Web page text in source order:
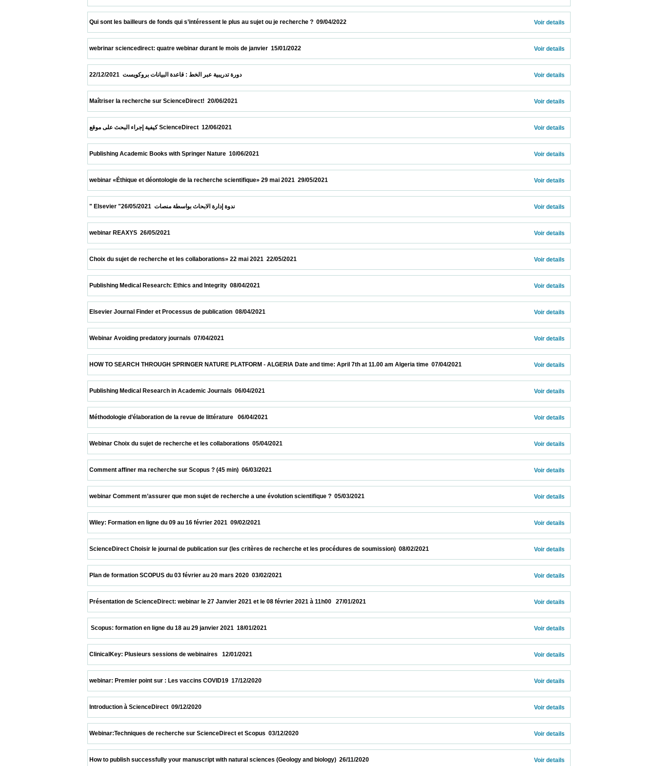
Qui sont les bailleurs de fonds qui s’intéressent le plus au sujet ou je recherche ?  09/04/2022 Voir details
webrinar sciencedirect: quatre webinar durant le mois de janvier  15/01/2022 Voir details
دورة تدريبية عبر الخط : قاعدة البيانات بروكويست  22/12/2021 Voir details
Maîtriser la recherche sur ScienceDirect!  20/06/2021 Voir details
كيفية إجراء البحث على موقع ScienceDirect  12/06/2021 Voir details
Publishing Academic Books with Springer Nature  10/06/2021 Voir details
webinar «Éthique et déontologie de la recherche scientifique» 29 mai 2021  29/05/2021 Voir details
Voir details
webinar REAXYS  26/05/2021 Voir details
Choix du sujet de recherche et les collaborations» 22 mai 2021  22/05/2021 Voir details
Publishing Medical Research: Ethics and Integrity  08/04/2021 Voir details
Elsevier Journal Finder et Processus de publication  08/04/2021 Voir details
Webinar Avoiding predatory journals  07/04/2021 Voir details
HOW TO SEARCH THROUGH SPRINGER NATURE PLATFORM - ALGERIA Date and time: April 7th at 11.00 am Algeria time  07/04/2021 Voir details
Publishing Medical Research in Academic Journals  06/04/2021 Voir details
Méthodologie d’élaboration de la revue de littérature   06/04/2021 Voir details
Webinar Choix du sujet de recherche et les collaborations  05/04/2021 Voir details
Comment affiner ma recherche sur Scopus ? (45 min)  06/03/2021 Voir details
webinar Comment m’assurer que mon sujet de recherche a une évolution scientifique ?  05/03/2021 Voir details
Wiley: Formation en ligne du 09 au 16 février 2021  09/02/2021 Voir details
ScienceDirect Choisir le journal de publication sur (les critères de recherche et les procédures de soumission)  08/02/2021 Voir details
Plan de formation SCOPUS du 03 février au 20 mars 2020  03/02/2021 Voir details
Présentation de ScienceDirect: webinar le 27 Janvier 2021 et le 08 février 2021 à 11h00   27/01/2021 Voir details
Scopus: formation en ligne du 18 au 29 janvier 2021  18/01/2021 Voir details
ClinicalKey: Plusieurs sessions de webinaires   12/01/2021 Voir details
webinar: Premier point sur : Les vaccins COVID19  17/12/2020 Voir details
Introduction à ScienceDirect  09/12/2020 Voir details
Webinar:Techniques de recherche sur ScienceDirect et Scopus  03/12/2020 Voir details
How to publish successfully your manuscript with natural sciences (Geology and biology)  26/11/2020 Voir details